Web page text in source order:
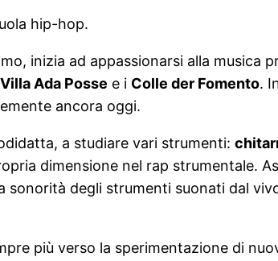
hip-hop.
inizia ad appassionarsi alla musica
Villa Ada Posse e i Colle der Fomento.
ancora oggi.
a studiare vari strumenti:
dimensione nel rap strumentale.
sonorità degli strumenti suonati dal
più verso la sperimentazione di